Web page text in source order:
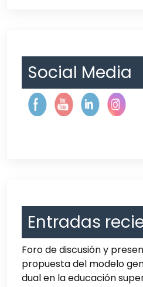
Social Media
Entradas
Foro de discusión y
propuesta del modelo
dual en la educación